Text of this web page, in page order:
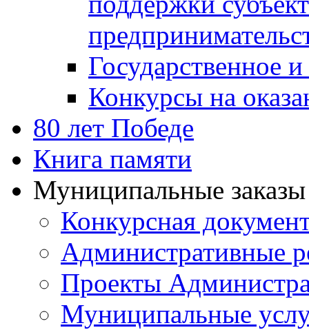
Государственное
Конкурсы на
80 лет Победе
Книга памяти
Муниципальные
Конкурсная
Административные
Проекты
Муниципальные